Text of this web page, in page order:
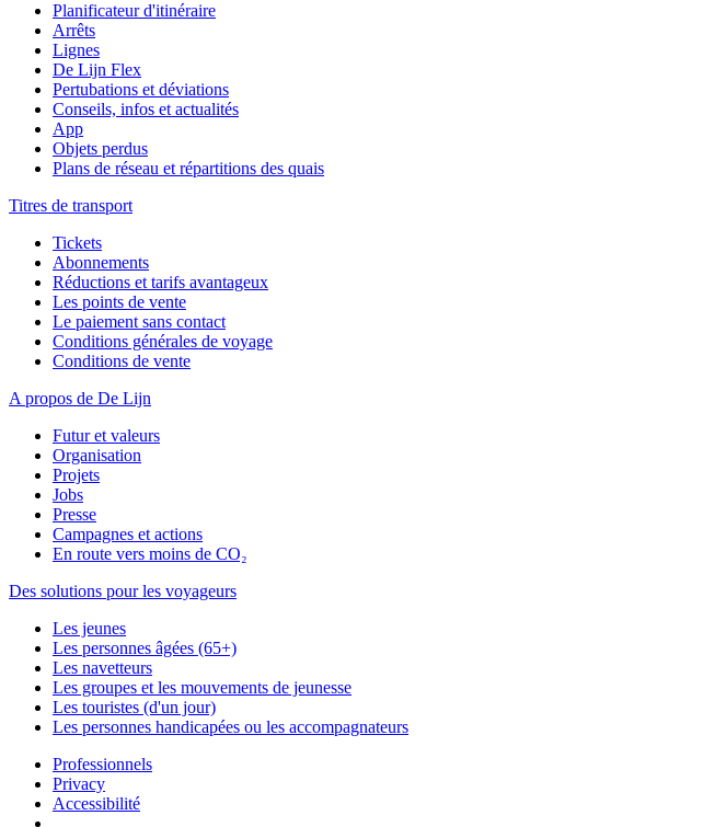
Planificateur d'itinéraire
Arrêts
Lignes
De Lijn Flex
Pertubations et déviations
Conseils, infos et actualités
App
Objets perdus
Plans de réseau et répartitions des quais
Titres de transport
Tickets
Abonnements
Réductions et tarifs avantageux
Les points de vente
Le paiement sans contact
Conditions générales de voyage
Conditions de vente
A propos de De Lijn
Futur et valeurs
Organisation
Projets
Jobs
Presse
Campagnes et actions
En route vers moins de CO₂
Des solutions pour les voyageurs
Les jeunes
Les personnes âgées (65+)
Les navetteurs
Les groupes et les mouvements de jeunesse
Les touristes (d'un jour)
Les personnes handicapées ou les accompagnateurs
Professionnels
Privacy
Accessibilité